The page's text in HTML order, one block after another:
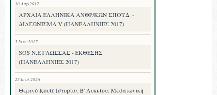
30 Απρ 2017
ΑΡΧΑΙΑ ΕΛΛΗΝΙΚΑ ΑΝΘΡ/ΚΩΝ ΣΠΟΥΔ. -
ΔΙΑΓΩΝΙΣΜΑ V (ΠΑΝΕΛΛΗΝΙΕΣ 2017)
5 Ιουν 2017
SOS Ν.Ε ΓΛΩΣΣΑΣ - ΕΚΘΕΣΗΣ
(ΠΑΝΕΛΛΗΝΙΕΣ 2017)
25 Ιουλ 2026
Θερινό Κουίζ Ιστορίας Β' Λυκείου: Μεσαιωνική